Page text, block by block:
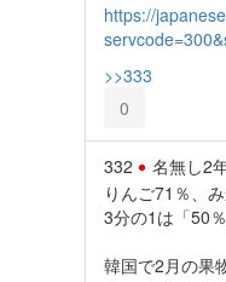
https://
>>333
0
332 名無し2
りんご71％、
3分の1は「50
韓国で2月の果